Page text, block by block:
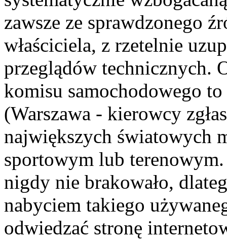
zawsze ze sprawdzonego
właściciela, z rzetelnie
przeglądów technicznych.
komisu samochodowego
(Warszawa - kierowcy
największych światowych
sportowym lub
nigdy nie brakowało,
nabyciem takiego
odwiedzać stronę